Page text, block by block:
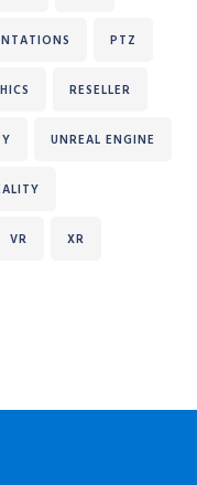
PTZ
RESELLER
UNREAL ENGINE
VR XR